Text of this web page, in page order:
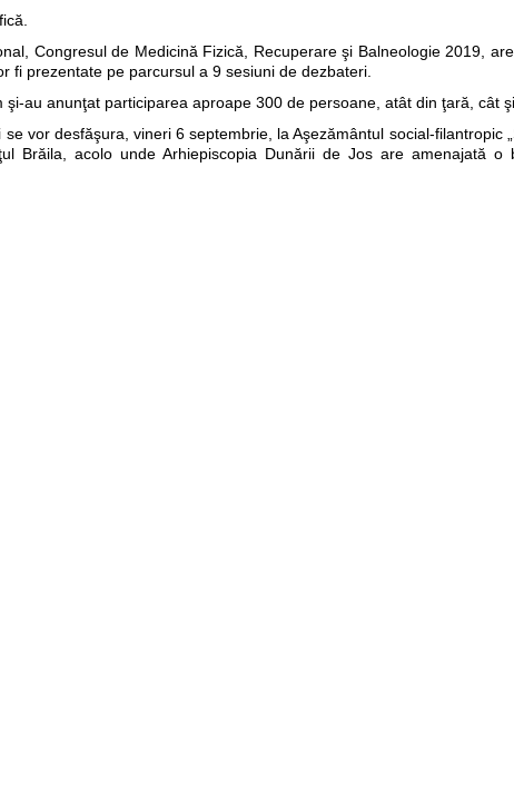
Congresul de Medicină Fizică, Recuperare şi Balneologie 2019,
fi prezentate pe parcursul a 9 sesiuni de dezbateri.
şi-au anunţat participarea aproape 300 de persoane, atât din ţară, cât
vor desfăşura, vineri 6 septembrie, la Aşezământul social-filantropic
Brăila, acolo unde Arhiepiscopia Dunării de Jos are amenajată o